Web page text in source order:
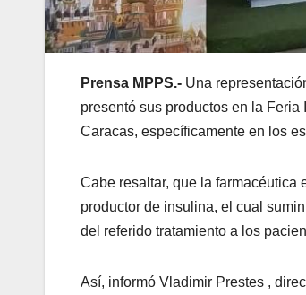
Prensa MPPS.- Una
presentó sus productos en la
Caracas, específicamente en los
Cabe resaltar, que la farmacéutica
productor de insulina, el cual
del referido tratamiento a los
Así, informó Vladimir Prestes ,